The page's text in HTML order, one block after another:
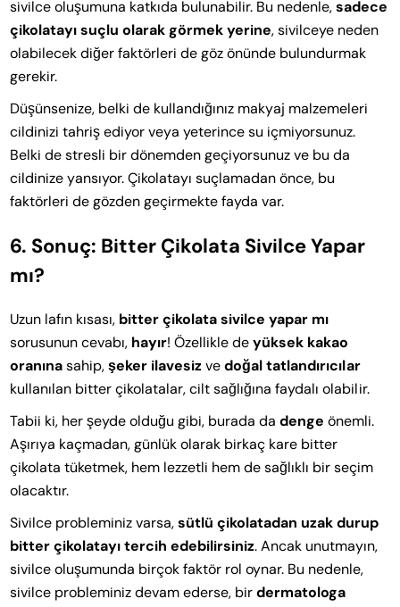
sivilce oluşumuna katkıda bulunabilir. Bu nedenle,sadece
çikolatayı suçlu olarak görmek yerine, sivilceye neden
olabilecek diğer faktörleri de göz önünde bulundurmak
gerekir.
Düşünsenize, belki de kullandığınız makyaj malzemeleri
cildinizi tahriş ediyor veya yeterince su içmiyorsunuz.
Belki de stresli bir dönemden geçiyorsunuz ve bu da
cildinize yansıyor. Çikolatayı suçlamadan önce, bu
faktörleri de gözden geçirmekte fayda var.
6. Sonuç: Bitter Çikolata Sivilce Yapar
mı?
Uzun lafın kısası, bitter çikolata sivilce yapar mı
sorusunun cevabı, hayır! Özellikle deyüksek kakao
oranınasahip,şeker ilavesizvedoğal tatlandırıcılar
kullanılan bitter çikolatalar, cilt sağlığına faydalı olabilir.
Tabii ki, her şeyde olduğu gibi, burada dadenge önemli.
Aşırıya kaçmadan, günlük olarak birkaç kare bitter
çikolata tüketmek, hem lezzetli hem de sağlıklı bir seçim
olacaktır.
Sivilce probleminiz varsa,sütlü çikolatadan uzak durup
bitter çikolatayı tercih edebilirsiniz. Ancak unutmayın,
sivilce oluşumunda birçok faktör rol oynar. Bu nedenle,
sivilce probleminiz devam ederse, birdermatologa